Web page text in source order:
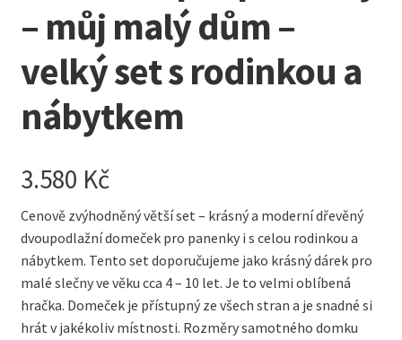
– můj malý dům –
velký set s rodinkou a
nábytkem
3.580 Kč
Cenově zvýhodněný větší set – krásný a moderní dřevěný
dvoupodlažní domeček pro panenky i s celou rodinkou a
nábytkem. Tento set doporučujeme jako krásný dárek pro
malé slečny ve věku cca 4 – 10 let. Je to velmi oblíbená
hračka. Domeček je přístupný ze všech stran a je snadné si
hrát v jakékoliv místnosti. Rozměry samotného domku